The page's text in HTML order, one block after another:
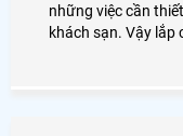
những việc cần
khách sạn. Vậy lắp